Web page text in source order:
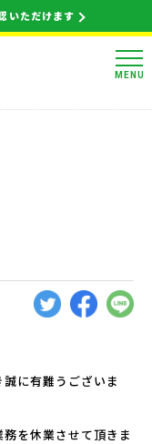
いただけます
MENU
に有難うございま
を休業させて頂きま